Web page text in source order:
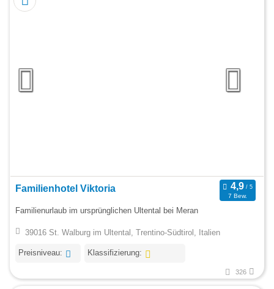
Familienhotel Viktoria
7 Bew.
Familienurlaub im ursprünglichen Ultental bei Meran
39016 St. Walburg im Ultental, Trentino-Südtirol, Italien
Preisniveau: Klassifizierung:
326